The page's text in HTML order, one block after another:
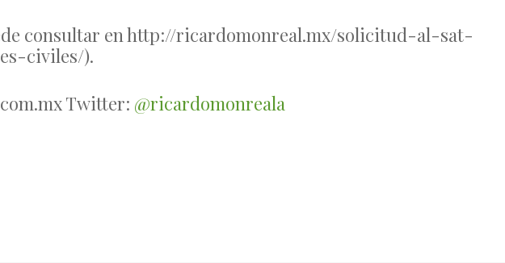
consultar en http://ricardomonreal.mx/solicitud-al-sat-
civiles/).
Twitter: @ricardomonreala